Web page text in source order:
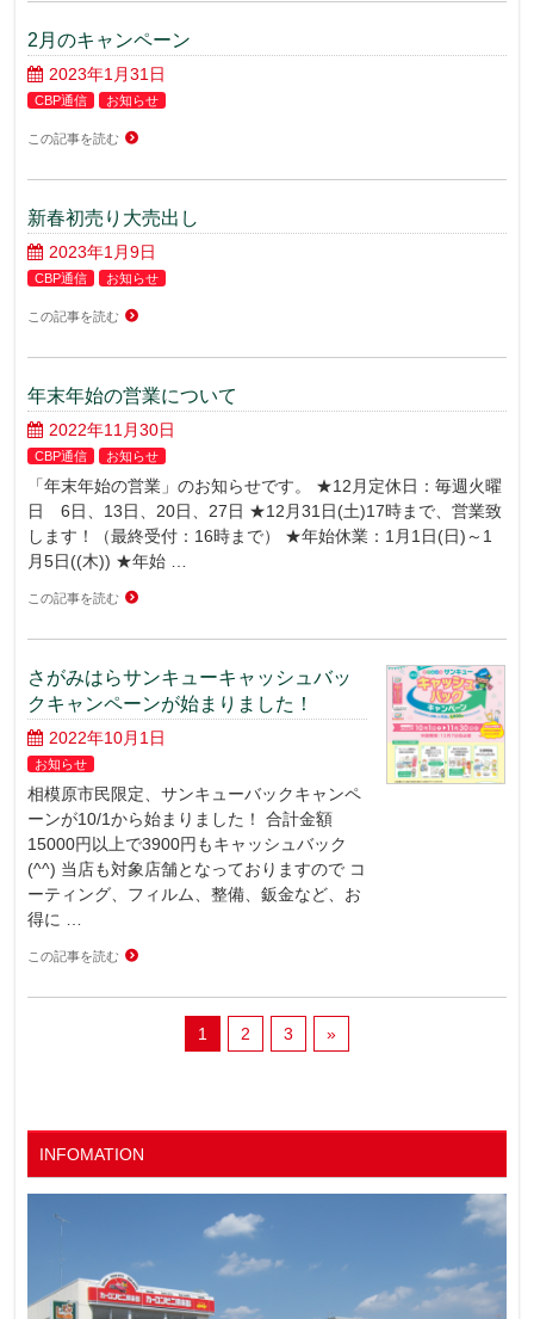
2月のキャンペーン
2023年1月31日
CBP通信 お知らせ
この記事を読む
新春初売り大売出し
2023年1月9日
CBP通信 お知らせ
この記事を読む
年末年始の営業について
2022年11月30日
CBP通信 お知らせ
「年末年始の営業」のお知らせです。 ★12月定休日：毎週火曜
日 6日、13日、20日、27日 ★12月31日(土)17時まで、営業致
します！（最終受付：16時まで） ★年始休業：1月1日(日)～1
月5日((木)) ★年始 …
この記事を読む
さがみはらサンキューキャッシュバッ
クキャンペーンが始まりました！
2022年10月1日
お知らせ
相模原市民限定、サンキューバックキャンペ
ーンが10/1から始まりました！ 合計金額
15000円以上で3900円もキャッシュバック
(^^) 当店も対象店舗となっておりますので コ
ーティング、フィルム、整備、鈑金など、お
得に …
この記事を読む
1 2 3 »
INFOMATION